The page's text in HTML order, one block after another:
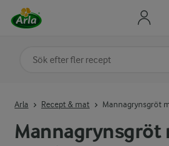
Mannagrynsgröt
Arla Recept & mat Mannagrynsgröt
Sök på kategori eller ingrediens